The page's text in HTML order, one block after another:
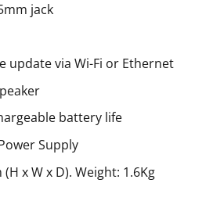
jack
update via Wi-Fi or Ethernet
battery life
Supply
x W x D). Weight: 1.6Kg